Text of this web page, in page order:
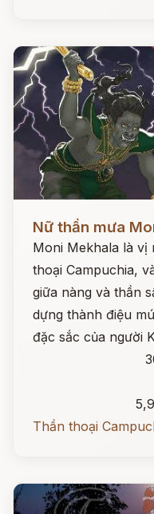
Nữ thần mưa
Moni Mekhala là
thoại Campuchia,
giữa nàng và thần
dựng thành điệu
đặc sắc của người
Thần thoại